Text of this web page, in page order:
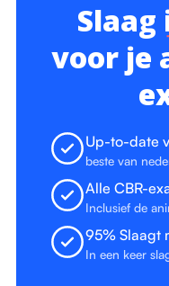
Slaag
voor je
Up-to-date
beste van
Alle CBR-
Inclusief de
95% Slaagt
In een keer